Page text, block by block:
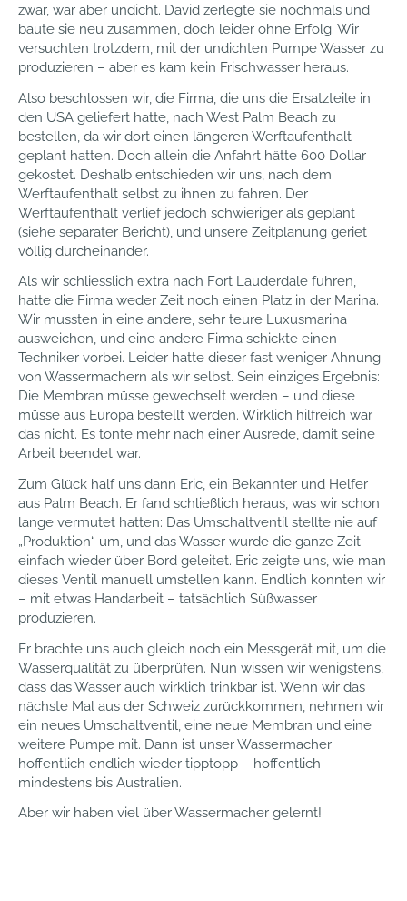
zwar, war aber undicht. David zerlegte sie nochmals und
baute sie neu zusammen, doch leider ohne Erfolg. Wir
versuchten trotzdem, mit der undichten Pumpe Wasser zu
produzieren – aber es kam kein Frischwasser heraus.
Also beschlossen wir, die Firma, die uns die Ersatzteile in
den USA geliefert hatte, nach West Palm Beach zu
bestellen, da wir dort einen längeren Werftaufenthalt
geplant hatten. Doch allein die Anfahrt hätte 600 Dollar
gekostet. Deshalb entschieden wir uns, nach dem
Werftaufenthalt selbst zu ihnen zu fahren. Der
Werftaufenthalt verlief jedoch schwieriger als geplant
(siehe separater Bericht), und unsere Zeitplanung geriet
völlig durcheinander.
Als wir schliesslich extra nach Fort Lauderdale fuhren,
hatte die Firma weder Zeit noch einen Platz in der Marina.
Wir mussten in eine andere, sehr teure Luxusmarina
ausweichen, und eine andere Firma schickte einen
Techniker vorbei. Leider hatte dieser fast weniger Ahnung
von Wassermachern als wir selbst. Sein einziges Ergebnis:
Die Membran müsse gewechselt werden – und diese
müsse aus Europa bestellt werden. Wirklich hilfreich war
das nicht. Es tönte mehr nach einer Ausrede, damit seine
Arbeit beendet war.
Zum Glück half uns dann Eric, ein Bekannter und Helfer
aus Palm Beach. Er fand schließlich heraus, was wir schon
lange vermutet hatten: Das Umschaltventil stellte nie auf
„Produktion“ um, und das Wasser wurde die ganze Zeit
einfach wieder über Bord geleitet. Eric zeigte uns, wie man
dieses Ventil manuell umstellen kann. Endlich konnten wir
– mit etwas Handarbeit – tatsächlich Süßwasser
produzieren.
Er brachte uns auch gleich noch ein Messgerät mit, um die
Wasserqualität zu überprüfen. Nun wissen wir wenigstens,
dass das Wasser auch wirklich trinkbar ist. Wenn wir das
nächste Mal aus der Schweiz zurückkommen, nehmen wir
ein neues Umschaltventil, eine neue Membran und eine
weitere Pumpe mit. Dann ist unser Wassermacher
hoffentlich endlich wieder tipptopp – hoffentlich
mindestens bis Australien.
Aber wir haben viel über Wassermacher gelernt!